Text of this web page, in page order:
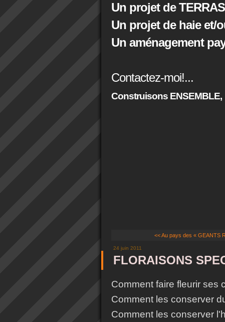
Un projet de
Un projet de haie et/
Un aménagement
Contactez-moi!...
Construisons ENSEMBLE,
<< Au pays des « GEANTS
24 juin 2011
FLORAISONS
Comment faire fleurir ses
Comment les conserver
Comment les conserver